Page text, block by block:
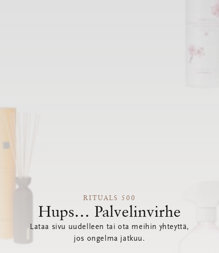
RITUALS 500
Hups… Palvelinvirhe
Lataa sivu uudelleen tai ota meihin yhteyttä,
jos ongelma jatkuu.